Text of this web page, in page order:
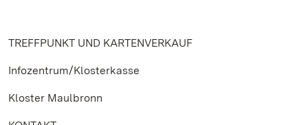
TREFFPUNKT UND KARTENVERKAUF
Infozentrum/Klosterkasse
Kloster Maulbronn